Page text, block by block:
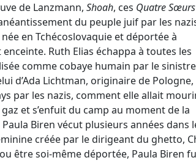
de Lanzmann, Shoah, ces Quatre Sœurs
du peuple juif par les
en Tchécoslovaquie et déportée à
Ruth Elias échappa à toutes les
comme cobaye humain par le sinistre
d’Ada Lichtman, originaire de Pologne,
par les nazis, comment elle allait
et s’enfuit du camp au moment de la
Biren vécut plusieurs années dans
créée par le dirigeant du ghetto,
être soi-même déportée, Paula Biren